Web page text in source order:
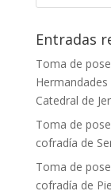
Entradas
Toma de
Catedral de
Toma de
cofradía de
Toma de
cofradía de